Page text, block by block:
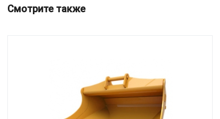
Смотрите также